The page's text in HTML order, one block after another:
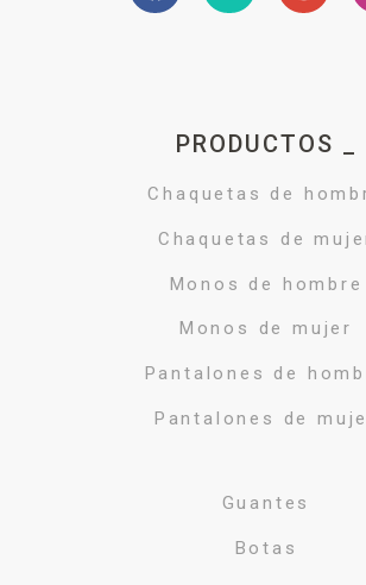
PRODUCTOS _
Chaquetas de
Chaquetas de
Monos de hombre
Monos de mujer
Pantalones de
Pantalones de
Guantes
Botas